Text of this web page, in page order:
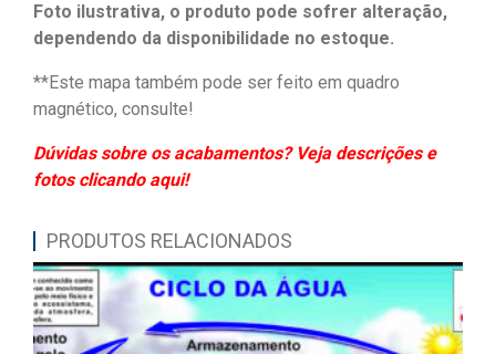
Foto ilustrativa, o produto pode sofrer alteração,
dependendo da disponibilidade no estoque.
**Este mapa também pode ser feito em quadro
magnético, consulte!
Dúvidas sobre os acabamentos? Veja descrições e
fotos clicando aqui!
PRODUTOS RELACIONADOS